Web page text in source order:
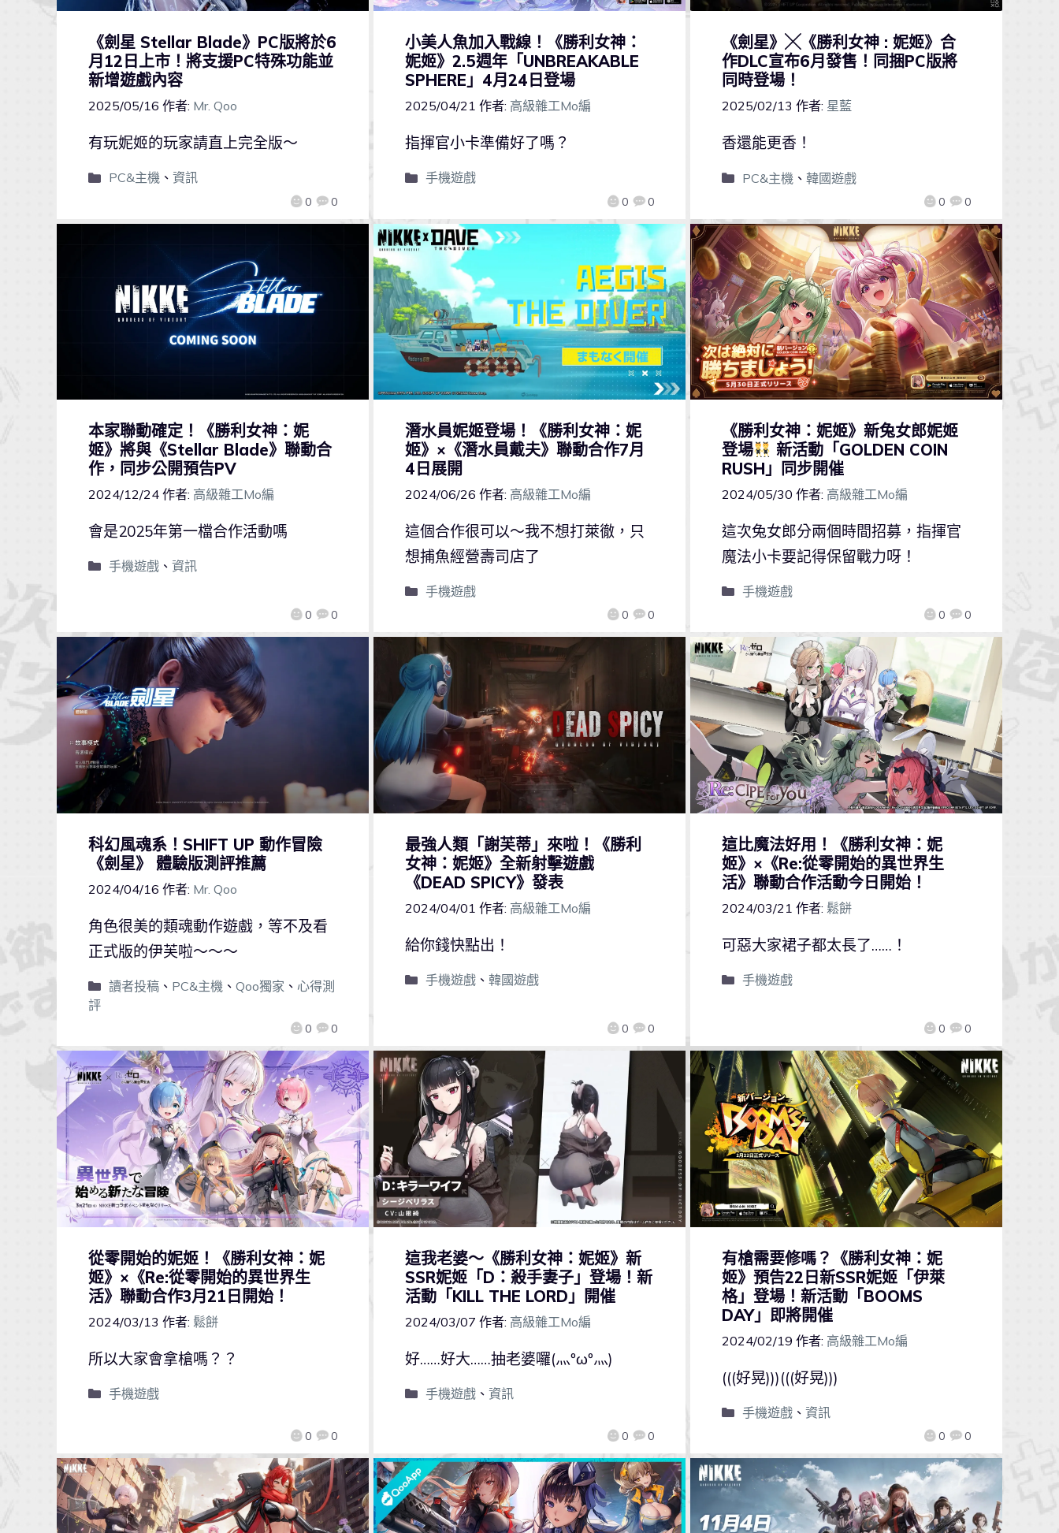
《劍星 Stellar Blade》PC版將於6
月12日上市！將支援PC特殊功能並
新增遊戲內容
2025/05/16 作者: Mr. Qoo
0 0
有玩妮姬的玩家請直上完全版～
PC&主機、 資訊
小美人魚加入戰線！《勝利女神：
妮姬》2.5週年「UNBREAKABLE
SPHERE」4月24日登場
2025/04/21 作者: 高級雜工Mo編
0 0
指揮官小卡準備好了嗎？
手機遊戲
《劍星》╳《勝利女神 : 妮姬》合
作DLC宣布6月發售！同捆PC版將
同時登場！
2025/02/13 作者: 星藍
0 0
香還能更香！
PC&主機 、 韓國遊戲
本家聯動確定！《勝利女神：妮
姬》將與《Stellar Blade》聯動合
作，同步公開預告PV
2024/12/24 作者: 高級雜工Mo編
0 0
會是2025年第一檔合作活動嗎
手機遊戲、 資訊
潛水員妮姬登場！《勝利女神：妮
姬》×《潛水員戴夫》聯動合作7月
4日展開
2024/06/26 作者: 高級雜工Mo編
0 0
這個合作很可以～我不想打萊徹，只
想捕魚經營壽司店了
手機遊戲
《勝利女神：妮姬》新兔女郎妮姬
登場
新活動「GOLDEN COIN
RUSH」同步開催
2024/05/30 作者: 高級雜工Mo編
0 0
這次兔女郎分兩個時間招募，指揮官
魔法小卡要記得保留戰力呀！
手機遊戲
科幻風魂系！SHIFT UP 動作冒險
《劍星》 體驗版測評推薦
2024/04/16 作者: Mr. Qoo
0 0
角色很美的類魂動作遊戲，等不及看
正式版的伊芙啦～～～
讀者投稿、 PC&主機、 Qoo獨家 、 心得測
評
最強人類「謝芙蒂」來啦！《勝利
女神：妮姬》全新射擊遊戲
《DEAD SPICY》發表
2024/04/01 作者: 高級雜工Mo編
0 0
給你錢快點出！
手機遊戲、 韓國遊戲
這比魔法好用！《勝利女神：妮
姬》×《Re:從零開始的異世界生
活》聯動合作活動今日開始！
2024/03/21 作者: 鬆餅
0 0
可惡大家裙子都太長了……！
手機遊戲
從零開始的妮姬！《勝利女神：妮
姬》×《Re:從零開始的異世界生
活》聯動合作3月21日開始！
2024/03/13 作者: 鬆餅
0 0
所以大家會拿槍嗎？？
手機遊戲
這我老婆～《勝利女神：妮姬》新
SSR妮姬「D：殺手妻子」登場！新
活動「KILL THE LORD」開催
2024/03/07 作者: 高級雜工Mo編
0 0
好……好大……抽老婆囉(灬ºωº灬)
手機遊戲、 資訊
有槍需要修嗎？《勝利女神：妮
姬》預告22日新SSR妮姬「伊萊
格」登場！新活動「BOOMS
DAY」即將開催
2024/02/19 作者: 高級雜工Mo編
0 0
(((好晃)))(((好晃)))
手機遊戲、 資訊